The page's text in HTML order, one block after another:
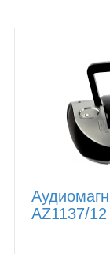
AZ1137/12